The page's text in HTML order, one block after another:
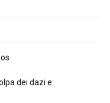
dei dazi e